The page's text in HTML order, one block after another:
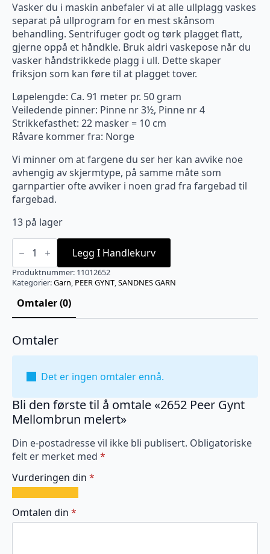
Vasker du i maskin anbefaler vi at alle ullplagg vaskes
separat på ullprogram for en mest skånsom
behandling. Sentrifuger godt og tørk plagget flatt,
gjerne oppå et håndkle. Bruk aldri vaskepose når du
vasker håndstrikkede plagg i ull. Dette skaper
friksjon som kan føre til at plagget tover.
Løpelengde: Ca. 91 meter pr. 50 gram
Veiledende pinner: Pinne nr 3½, Pinne nr 4
Strikkefasthet: 22 masker = 10 cm
Råvare kommer fra: Norge
Vi minner om at fargene du ser her kan avvike noe
avhengig av skjermtype, på samme måte som
garnpartier ofte avviker i noen grad fra fargebad til
fargebad.
13 på lager
2652
Peer
Mellombrun
melert
antall
Legg I Handlekurv
Produktnummer: 11012652
Kategorier:Garn, PEER GYNT,SANDNES GARN
Omtaler (0)
Omtaler
Det er ingen omtaler ennå.
Bli den første til å omtale «2652 Peer Gynt
Mellombrun melert»
Din e-postadresse vil ikke bli publisert. Obligatoriske
felt er merket med *
Vurderingen din *
av
5
av
5
av
5
av
5
av
5
Omtalen din *